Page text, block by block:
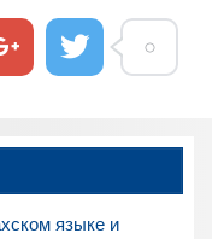
языке и